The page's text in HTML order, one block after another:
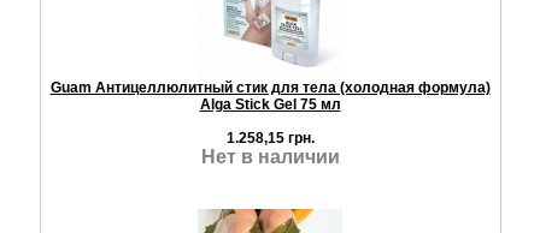
Guam Антицеллюлитный стик для тела (холодная формула)
Alga Stick Gel 75 мл
1.258,15 грн.
Нет в наличии